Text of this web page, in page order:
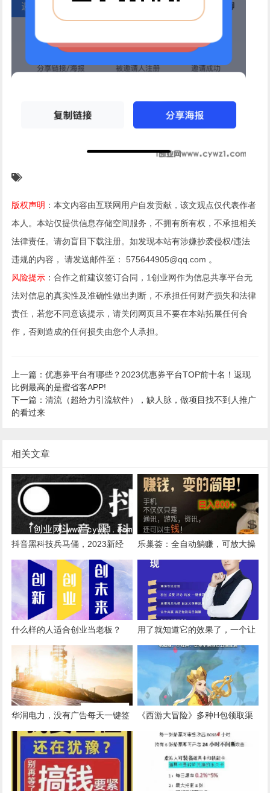
版权声明 ：本文内容由互联网用户自发贡献，该文观点仅代表作者
本人。本站仅提供信息存储空间服务，不拥有所有权，不承担相关
法律责任。请勿盲目下载注册。如发现本站有涉嫌抄袭侵权/违法
违规的内容， 请发送邮件至： 575644905@qq.com 。
风险提示 ：合作之前建议签订合同，1创业网作为信息共享平台无
法对信息的真实性及准确性做出判断，不承担任何财产损失和法律
责任，若您不同意该提示，请关闭网页且不要在本站拓展任何合
作，否则造成的任何损失由您个人承担。
上一篇：优惠券平台有哪些？2023优惠券平台TOP前十名！返现
比例最高的是蜜省客APP!
下一篇：清流（超给力引流软件），缺人脉，做项目找不到人推广
的看过来
相关文章
抖音黑科技兵马俑，2023新经
济，新模式，震撼来袭！
乐巢荟：全自动躺赚，可放大操
作，暴力来袭。
什么样的人适合创业当老板？
用了就知道它的效果了，一个让
你快速变现的项目，抖音黑科技
快速引流变现，你不想来试试
吗？
华润电力，没有广告每天一键签
到得六元
《西游大冒险》多种H包领取渠
道，每天领不停，越来越多